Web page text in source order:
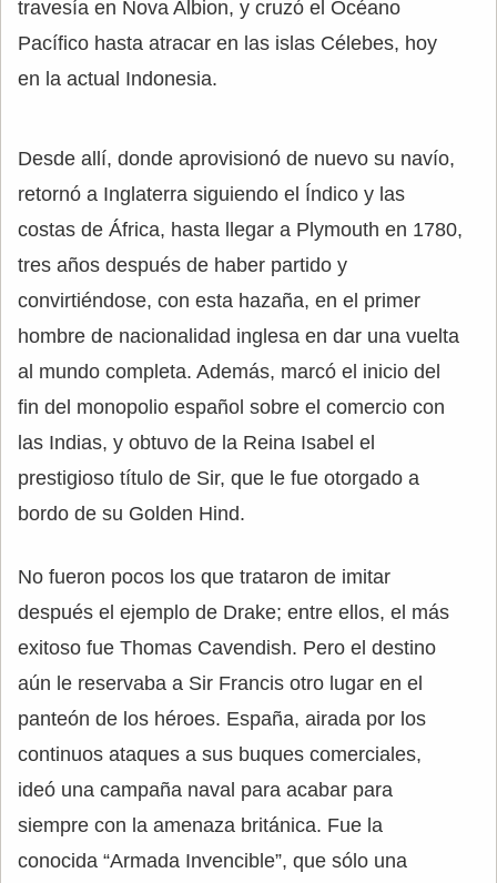
travesía en Nova Albion, y cruzó el Océano
Pacífico hasta atracar en las islas Célebes, hoy
en la actual Indonesia.
Desde allí, donde aprovisionó de nuevo su navío,
retornó a Inglaterra siguiendo el Índico y las
costas de África, hasta llegar a Plymouth en 1780,
tres años después de haber partido y
convirtiéndose, con esta hazaña, en el primer
hombre de nacionalidad inglesa en dar una vuelta
al mundo completa. Además, marcó el inicio del
fin del monopolio español sobre el comercio con
las Indias, y obtuvo de la Reina Isabel el
prestigioso título de Sir, que le fue otorgado a
bordo de su Golden Hind.
No fueron pocos los que trataron de imitar
después el ejemplo de Drake; entre ellos, el más
exitoso fue Thomas Cavendish. Pero el destino
aún le reservaba a Sir Francis otro lugar en el
panteón de los héroes. España, airada por los
continuos ataques a sus buques comerciales,
ideó una campaña naval para acabar para
siempre con la amenaza británica. Fue la
conocida “Armada Invencible”, que sólo una